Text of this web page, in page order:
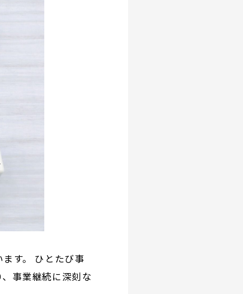
す。 ひとたび事
事業継続に深刻な